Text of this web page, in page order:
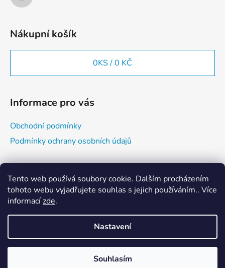
Tento web používá soubory cookie. Dalším procházením
tohoto webu vyjadřujete souhlas s jejich používáním.. Více
informacízde.
Nastavení
Souhlasím
Nákupní košík
0KS /0 KČ
Informace pro vás
Obchodní podmínky
Podmínky ochrany osobních údajů
Vyhledávání
Vytvořil Shoptet
E-BUDO SHOP